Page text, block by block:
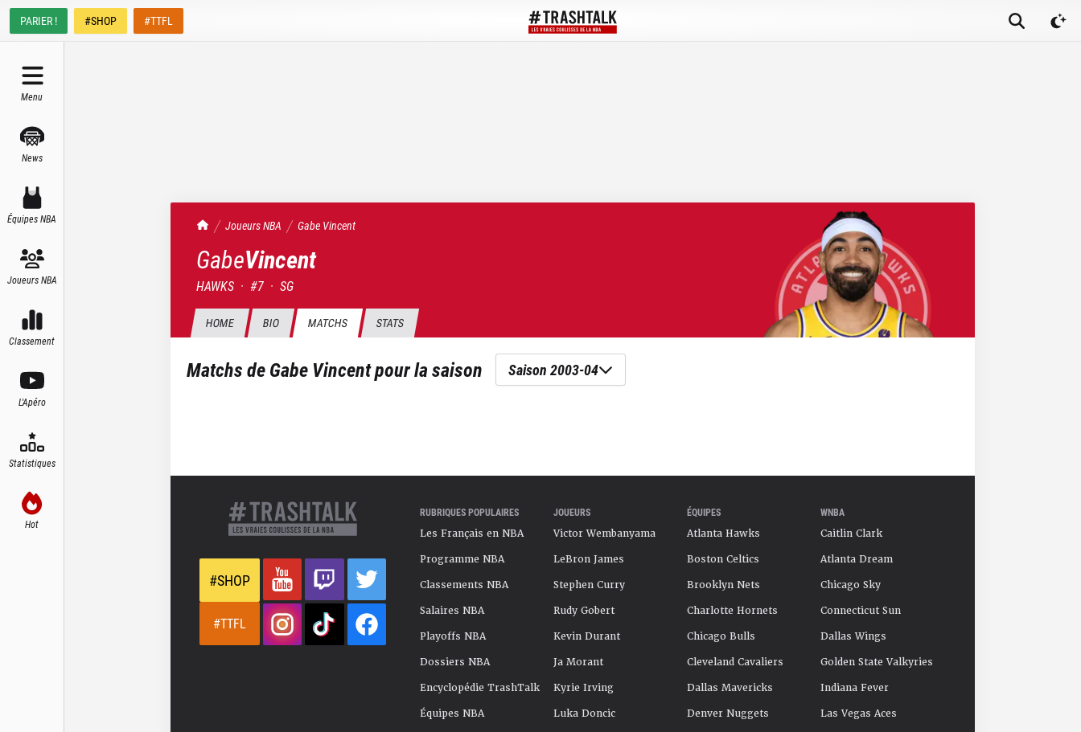
PARIER ! #SHOP #TTFL
Menu
News
Équipes NBA
Joueurs NBA
Classement
L'Apéro
Statistiques
Hot
TrashTalk Actu NBA
Joueurs NBA Gabe Vincent
GabeVincent
HAWKS · #7 · SG
HOME BIO MATCHS STATS
Matchs deGabe Vincentpour la saison Saison 2003-04
#SHOP
#TTFL
RUBRIQUES POPULAIRES
Les Français en NBA
Programme NBA
Classements NBA
Salaires NBA
Playoffs NBA
Dossiers NBA
Encyclopédie TrashTalk
Équipes NBA
JOUEURS
Victor Wembanyama
LeBron James
Stephen Curry
Rudy Gobert
Kevin Durant
Ja Morant
Kyrie Irving
Luka Doncic
ÉQUIPES
Atlanta Hawks
Boston Celtics
Brooklyn Nets
Charlotte Hornets
Chicago Bulls
Cleveland Cavaliers
Dallas Mavericks
Denver Nuggets
WNBA
Caitlin Clark
Atlanta Dream
Chicago Sky
Connecticut Sun
Dallas Wings
Golden State Valkyries
Indiana Fever
Las Vegas Aces